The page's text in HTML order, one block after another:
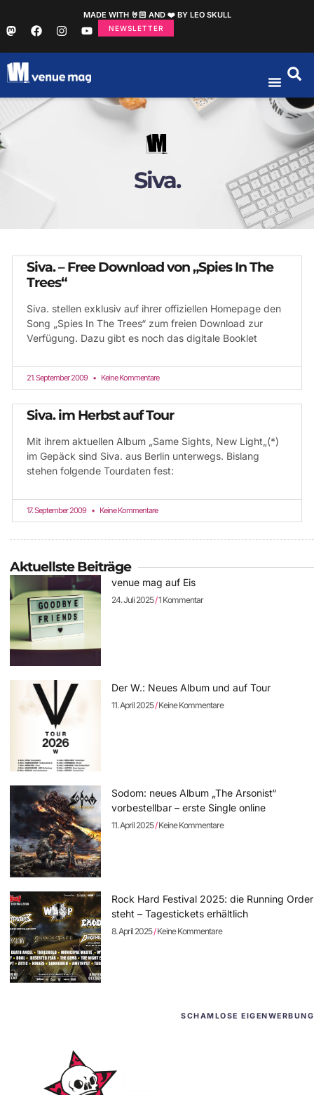
MADE WITH 🤘🏻 AND ❤️ BY LEO SKULL
NEWSLETTER
Siva.
Siva. – Free Download von „Spies In The
Trees“
Siva. stellen exklusiv auf ihrer offiziellen Homepage den
Song „Spies In The Trees“ zum freien Download zur
Verfügung. Dazu gibt es noch das digitale Booklet
21. September 2009 Keine Kommentare
Siva. im Herbst auf Tour
Mit ihrem aktuellen Album „Same Sights, New Light„(*)
im Gepäck sind Siva. aus Berlin unterwegs. Bislang
stehen folgende Tourdaten fest:
17. September 2009 Keine Kommentare
Aktuellste Beiträge
venue mag auf Eis
24. Juli 2025 1 Kommentar
Der W.: Neues Album und auf Tour
11. April 2025 Keine Kommentare
Sodom: neues Album „The Arsonist“
vorbestellbar – erste Single online
11. April 2025 Keine Kommentare
Rock Hard Festival 2025: die Running Order
steht – Tagestickets erhältlich
8. April 2025 Keine Kommentare
SCHAMLOSE EIGENWERBUNG